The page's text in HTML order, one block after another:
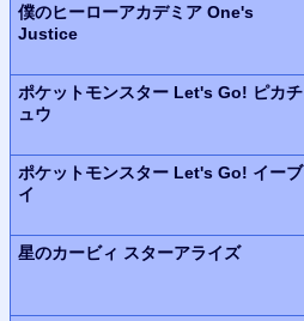
僕のヒーローアカデミア One's
Justice
ポケットモンスター Let's Go! ピカチ
ュウ
ポケットモンスター Let's Go! イーブ
イ
星のカービィ スターアライズ